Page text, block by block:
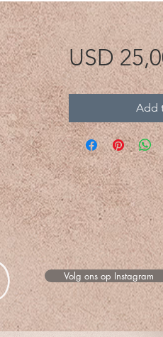
USD
Add
Volg ons op Instagram